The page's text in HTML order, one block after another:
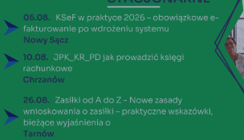
Oferta
Stowarzyszenie
Kontakt